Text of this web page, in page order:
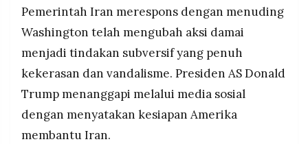
Pemerintah Iran merespons dengan menuding
Washington telah mengubah aksi damai
menjadi tindakan subversif yang penuh
kekerasan dan vandalisme. Presiden AS Donald
Trump menanggapi melalui media sosial
dengan menyatakan kesiapan Amerika
membantu Iran.